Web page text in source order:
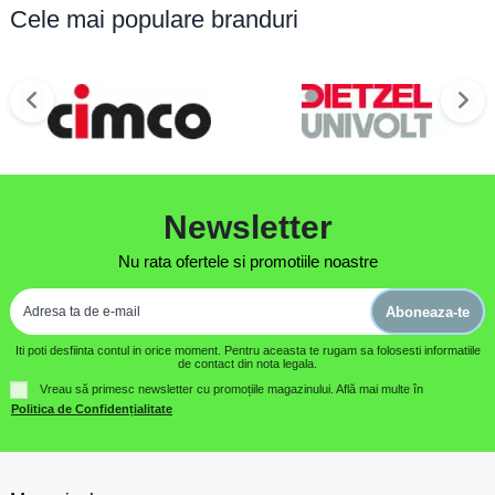
Proprietăți suplimentare
- Indicator vizual de stare
Cele mai populare branduri
Newsletter
Nu rata ofertele si promotiile noastre
Aboneaza-te
Iti poti desfiinta contul in orice moment. Pentru aceasta te rugam sa folosesti informatiile
de contact din nota legala.
Vreau să primesc newsletter cu promoțiile magazinului. Află mai multe în
Politica de Confidențialitate